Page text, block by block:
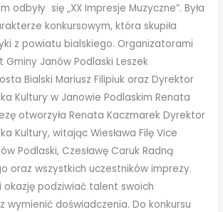
odbyły się „XX Impresje Muzyczne”. Była
konkursowym, która skupiła
z powiatu bialskiego. Organizatorami
Gminy Janów Podlaski Leszek
Bialski Mariusz Filipiuk oraz Dyrektor
Kultury w Janowie Podlaskim Renata
otworzyła Renata Kaczmarek Dyrektor
Kultury, witając Wiesława Filę Vice
Podlaski, Czesławę Caruk Radną
oraz wszystkich uczestników imprezy.
okazję podziwiać talent swoich
wymienić doświadczenia. Do konkursu